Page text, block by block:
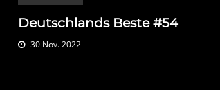
Deutschlands Beste #54
30 Nov. 2022